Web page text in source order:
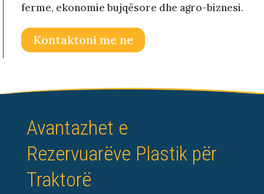
ferme, ekonomie bujqësore dhe agro-biznesi.
Kontaktoni me ne
Avantazhet e
Rezervuarëve Plastik për
Traktorë